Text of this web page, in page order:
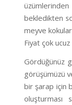
üzümlerinden
bekledikten
meyve
Fiyat çok
Gördüğünüz
görüşümüzü
bir şarap için
oluşturması